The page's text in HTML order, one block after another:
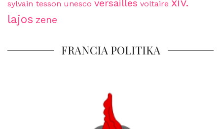
sylvain tesson unesco versailles voltaire
lajos zene
FRANCIA POLITIKA